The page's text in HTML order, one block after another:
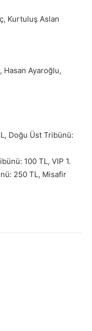
Kurtuluş Aslan
Hasan Ayaroğlu,
Doğu Üst Tribünü:
100 TL, VIP 1.
250 TL, Misafir